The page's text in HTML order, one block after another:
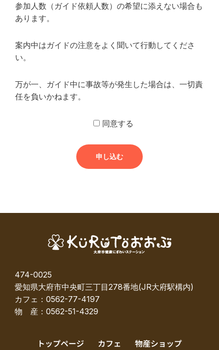
参加人数（ガイド依頼人数）の希望に添えない場合も
あります。
案内中はガイドの注意をよく聞いて行動してくださ
い。
万が一、ガイド中に事故等が発生した場合は、一切責
任を負いかねます。
同意する
474-0025
愛知県大府市中央町三丁目278番地(JR大府駅構内)
カフェ：0562-77-4197
物 産：0562-51-4329
トップページ カフェ 物産ショップ